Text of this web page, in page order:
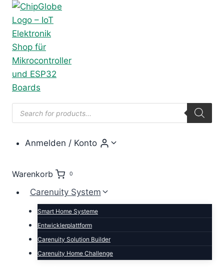
Zum
Inhalt
springen
Products
search
Anmelden / Konto
Warenkorb 0
Carenuity System
Smart Home Systeme
Entwicklerplattform
Carenuity Solution Builder
Carenuity Home Challenge